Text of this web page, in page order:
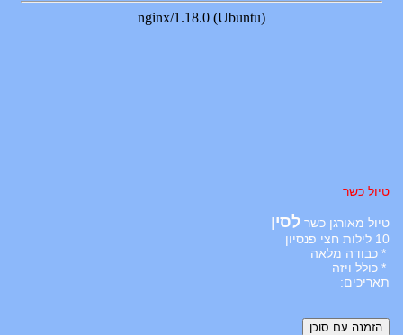
טיול כשר
טיול מאורגן כשר לסין
10 לילות חצי פנסיון
* כבודה מלאה
* כולל ויזה
תאריכים: